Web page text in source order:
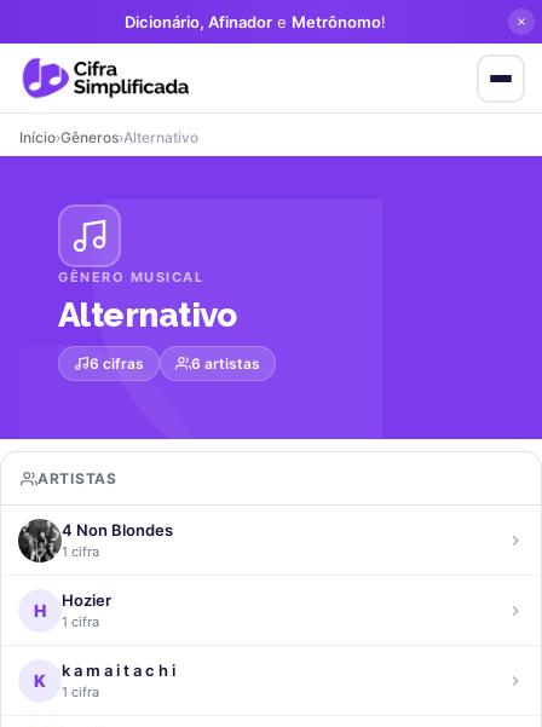
Dicionário, Afinador e Metrônomo!
Início›Gêneros›Alternativo
GÊNERO MUSICAL
Alternativo
6 cifras 6 artistas
ARTISTAS
4 Non Blondes
1 cifra
H Hozier
1 cifra
K k a m a i t a c h i
1 cifra